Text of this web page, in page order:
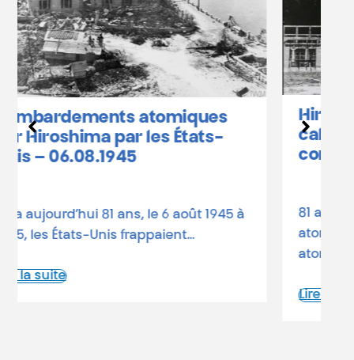
Hiroshima et Nagasaki :
calendrier des
commémorations en Belgique
81 ans depuis les bombardements
atomiques Le 6 août 1945, une bombe